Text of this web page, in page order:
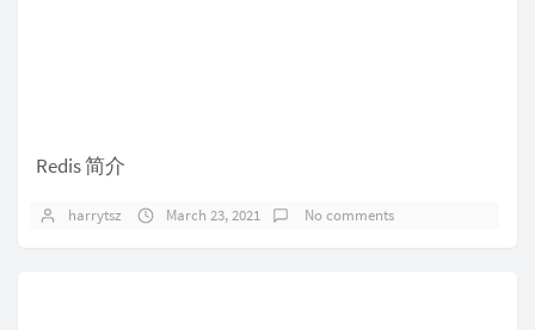
Redis 简介
harrytsz March 23, 2021 No comments